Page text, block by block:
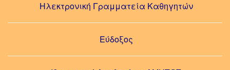
Ηλεκτρονική Γραμματεία Καθηγητών
Εύδοξος